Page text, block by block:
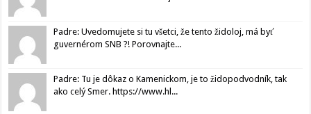
Padre: Uvedomujete si tu všetci, že tento židoloj, má byť
guvernérom SNB ?! Porovnajte...
Padre: Tu je dôkaz o Kamenickom, je to židopodvodník, tak
ako celý Smer. https://www.hl...